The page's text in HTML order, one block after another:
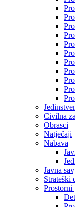
Civilna
Obrasci
Natječaji
Nabava
Javna
Strateški
Prostorni